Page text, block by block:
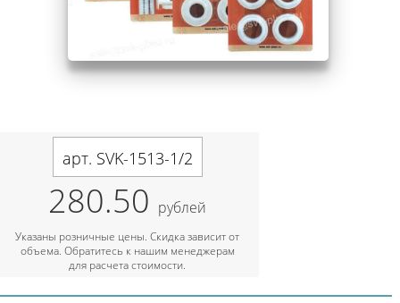
арт. SVK-1513-1/2
280.50 рублей
Указаны розничные цены. Скидка зависит от
объема. Обратитесь к нашим менеджерам
для расчета стоимости.